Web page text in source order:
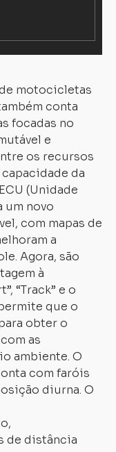
motocicletas
conta
focadas no
e
os recursos
da
(Unidade
um novo
com mapas de
a
Agora, são
à
“Track” e o
que o
obter o
as
ambiente. O
com faróis
diurna. O
de distância